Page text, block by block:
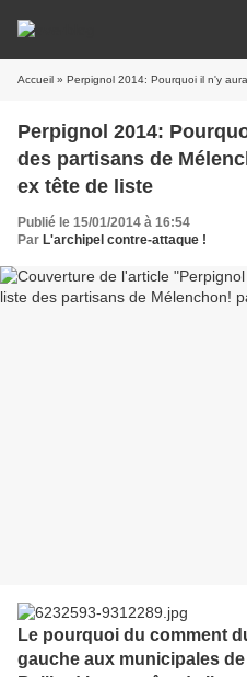
Accueil » Perpignol 2014: Pourquoi il n'y aura pas de liste
Perpignol 2014:
des partisans de
ex tête de liste
Publié le 15/01/2014 à 16:54
Par L'archipel contre-attaque !
Le pourquoi du comment
gauche aux municipales